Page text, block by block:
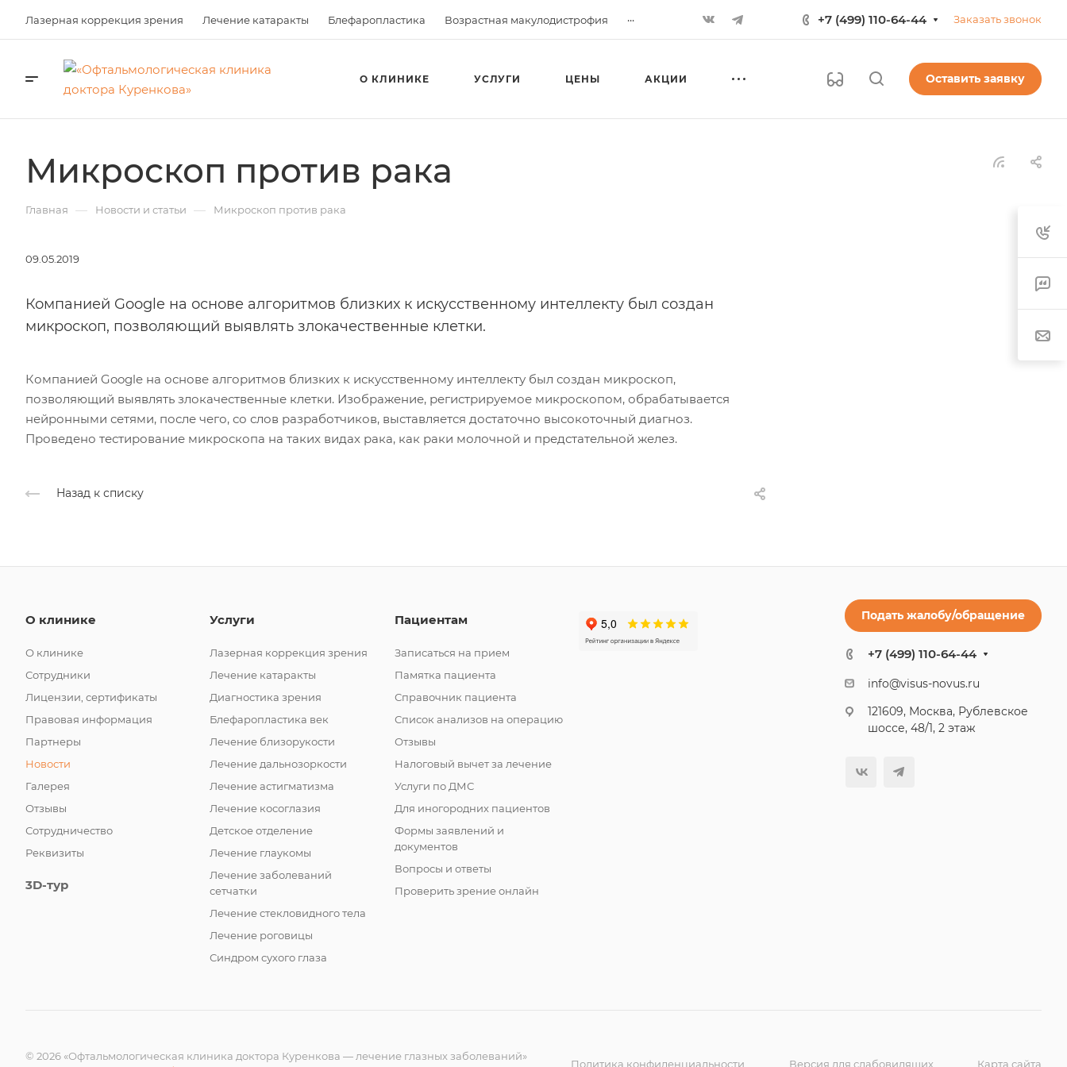
Лазерная коррекция зрения Лечение катаракты Блефаропластика Возрастная макулодистрофия ... +7 (499) 110-64-44 Заказать звонок
О КЛИНИКЕ УСЛУГИ ЦЕНЫ АКЦИИ Оставить заявку
Микроскоп против рака
Главная — Новости и статьи — Микроскоп против рака
09.05.2019
Компанией Google на основе алгоритмов близких к искусственному интеллекту был создан
микроскоп, позволяющий выявлять злокачественные клетки.
Компанией Google на основе алгоритмов близких к искусственному интеллекту был создан микроскоп,
позволяющий выявлять злокачественные клетки. Изображение, регистрируемое микроскопом, обрабатывается
нейронными сетями, после чего, со слов разработчиков, выставляется достаточно высокоточный диагноз.
Проведено тестирование микроскопа на таких видах рака, как раки молочной и предстательной желез.
Назад к списку
О клинике
О клинике
Сотрудники
Лицензии, сертификаты
Правовая информация
Партнеры
Новости
Галерея
Отзывы
Сотрудничество
Реквизиты
3D-тур
Услуги
Лазерная коррекция зрения
Лечение катаракты
Диагностика зрения
Блефаропластика век
Лечение близорукости
Лечение дальнозоркости
Лечение астигматизма
Лечение косоглазия
Детское отделение
Лечение глаукомы
Лечение заболеваний
сетчатки
Лечение стекловидного тела
Лечение роговицы
Синдром сухого глаза
Пациентам
Записаться на прием
Памятка пациента
Справочник пациента
Список анализов на операцию
Отзывы
Налоговый вычет за лечение
Услуги по ДМС
Для иногородних пациентов
Формы заявлений и
документов
Вопросы и ответы
Проверить зрение онлайн
Подать жалобу/обращение
+7 (499) 110-64-44
info@visus-novus.ru
121609, Москва, Рублевское
шоссе, 48/1, 2 этаж
© 2026 «Офтальмологическая клиника доктора Куренкова — лечение глазных заболеваний»
Политика конфиденциальности Версия для слабовидящих Карта сайта